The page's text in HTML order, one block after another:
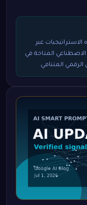
عبر
المتاحة في